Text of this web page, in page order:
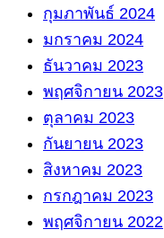
กุมภาพันธ์ 2024
มกราคม 2024
ธันวาคม 2023
พฤศจิกายน 2023
ตุลาคม 2023
กันยายน 2023
สิงหาคม 2023
กรกฎาคม 2023
พฤศจิกายน 2022